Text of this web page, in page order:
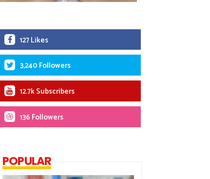
127 Likes
3,240 Followers
12.7k Subscribers
136 Followers
POPULAR